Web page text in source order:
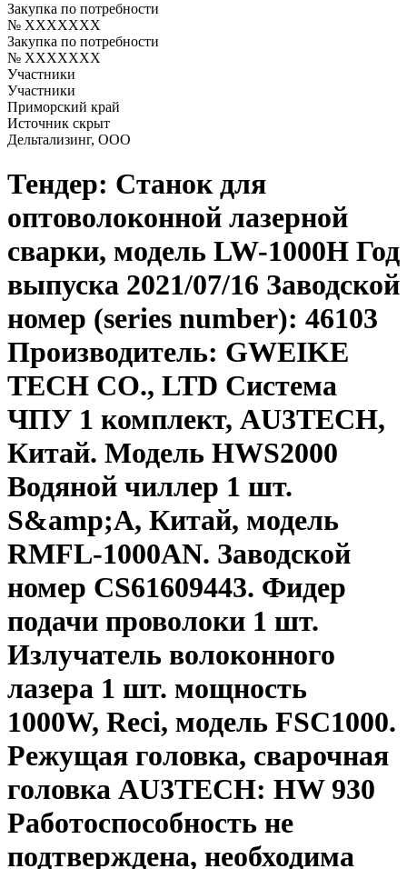
Закупка по потребности
№ XXXXXXX
Закупка по потребности
№ XXXXXXX
Участники
Участники
Приморский край
Источник скрыт
Дельтализинг, ООО
Тендер: Станок для
оптоволоконной лазерной
сварки, модель LW-1000H Год
выпуска 2021/07/16 Заводской
номер (series number): 46103
Производитель: GWEIKE
TECH CO., LTD Система
ЧПУ 1 комплект, AU3TECH,
Китай. Модель HWS2000
Водяной чиллер 1 шт.
S&amp;A, Китай, модель
RMFL-1000AN. Заводской
номер CS61609443. Фидер
подачи проволоки 1 шт.
Излучатель волоконного
лазера 1 шт. мощность
1000W, Reci, модель FSC1000.
Режущая головка, сварочная
головка AU3TECH: HW 930
Работоспособность не
подтверждена, необходима